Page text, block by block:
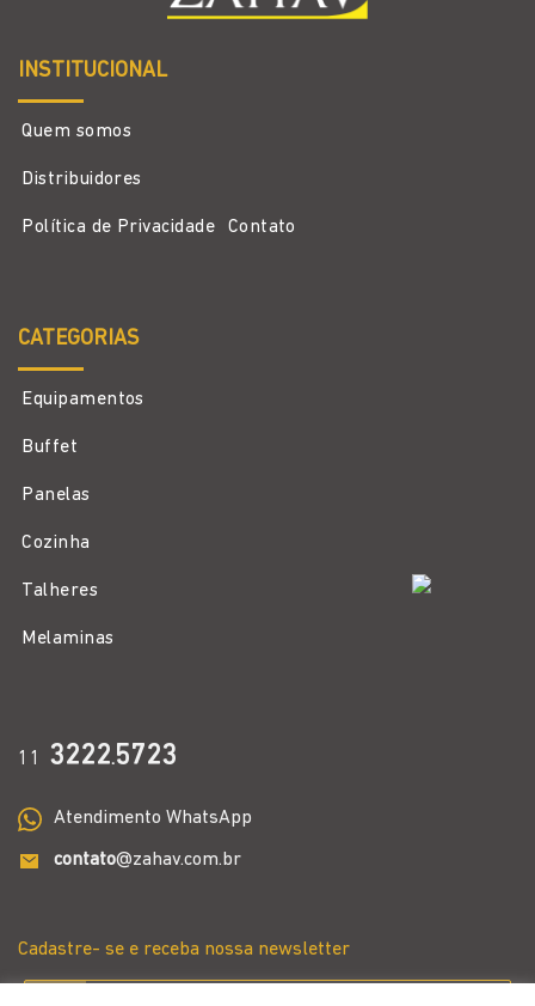
INSTITUCIONAL
Quem somos
Distribuidores
Política de Privacidade Contato
CATEGORIAS
Equipamentos
Buffet
Panelas
Cozinha
Talheres
Melaminas
11 3222.5723
Atendimento WhatsApp
contato@zahav.com.br
Cadastre- se e receba nossa newsletter